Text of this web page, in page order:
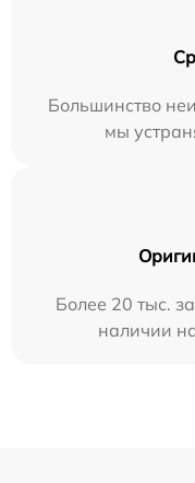
Большинство
мы
Более 20 тыс.
наличии